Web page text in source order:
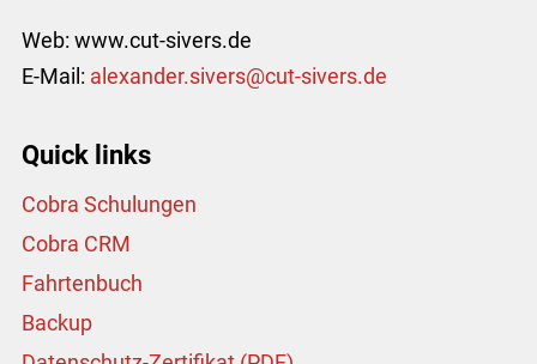
Web: www.cut-sivers.de
E-Mail:
l x nd r sv rs c t-sv rs d
Quick links
Cobra Schulungen
Cobra CRM
Fahrtenbuch
Backup